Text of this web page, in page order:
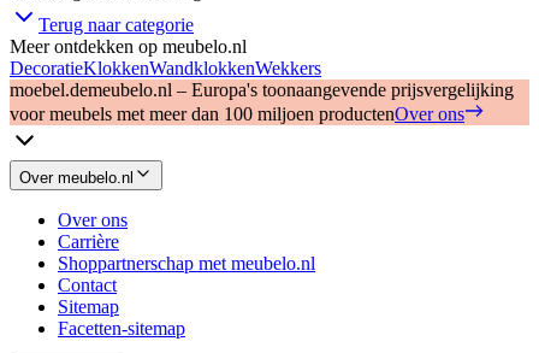
Terug naar categorie
Meer ontdekken op meubelo.nl
DecoratieKlokkenWandklokkenWekkers
moebel.demeubelo.nl – Europa's toonaangevende prijsvergelijking
voor meubels met meer dan 100 miljoen productenOver ons
Over meubelo.nl
Over ons
Carrière
Shoppartnerschap met meubelo.nl
Contact
Sitemap
Facetten-sitemap